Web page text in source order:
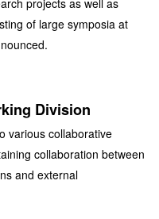
projects as well as
of large symposia at
Division
various collaborative
collaboration between
and external